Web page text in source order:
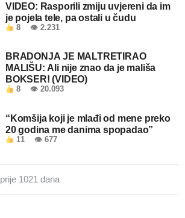
VIDEO: Rasporili zmiju uvjereni da im
je pojela tele, pa ostali u čudu
8 👁 2.231
BRADONJA JE MALTRETIRAO
MALIŠU: Ali nije znao da je mališa
BOKSER! (VIDEO)
8 👁 20.093
“Komšija koji je mlađi od mene preko
20 godina me danima spopadao”
11 👁 677
prije 1021 dana